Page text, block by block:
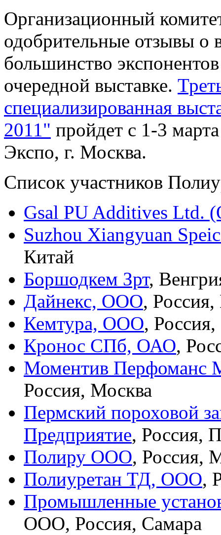
Организационный
одобрительные отзывы о
большинство
очередной выставке.
специализированная
2011" пройдет с 1-3
Экспо, г. Москва.
Список участников
Gsal PU Additives Ltd.
Suzhou Xiangyuan
Китай
Боршодкем Зрт,
Дайнекс, ООО,
Кемтура, ООО,
Кронос СПб, ОАО,
Моментив Перфоманс
Россия, Москва
Пермский пороховой
Предприятие, Россия,
Полиру ООО, Россия,
Полиуретан ТД, ООО,
Промышленные
ООО, Россия, Самара